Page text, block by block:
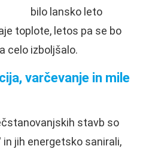
bilo lansko leto
toplote, letos pa se bo
celo izboljšalo.
varčevanje in mile
stavb so
in jih energetsko sanirali,